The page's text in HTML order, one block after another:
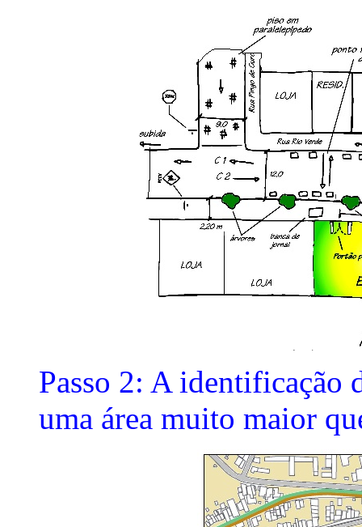
Passo 2: A identificação
uma área muito maior